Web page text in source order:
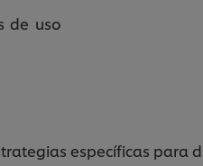
de uso
específicas para